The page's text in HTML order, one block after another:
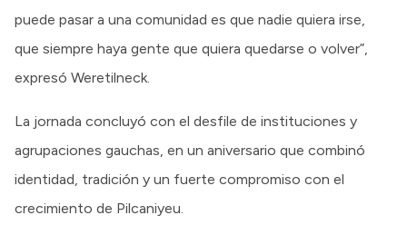
puede pasar a una comunidad es que nadie quiera irse,
que siempre haya gente que quiera quedarse o volver”,
expresó Weretilneck.
La jornada concluyó con el desfile de instituciones y
agrupaciones gauchas, en un aniversario que combinó
identidad, tradición y un fuerte compromiso con el
crecimiento de Pilcaniyeu.